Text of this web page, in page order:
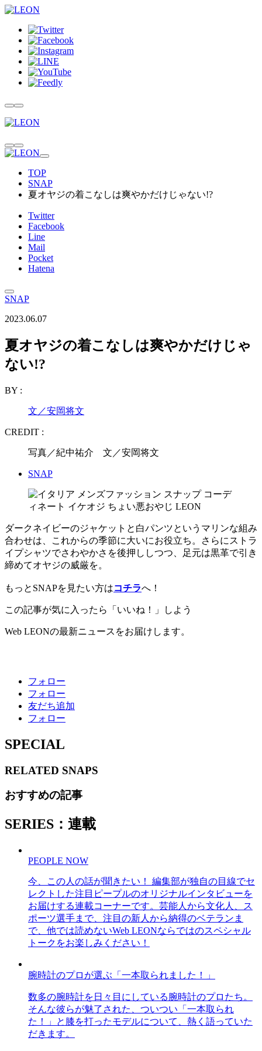
TOP
SNAP
夏オヤジの着こなしは爽やかだけじゃない!?
Twitter
Facebook
Line
Mail
Pocket
Hatena
SNAP
2023.06.07
夏オヤジの着こなしは爽やかだけじゃ
ない!?
BY :
文／安岡将文
CREDIT :
写真／紀中祐介 文／安岡将文
SNAP
ダークネイビーのジャケットと白パンツというマリンな組み
合わせは、これからの季節に大いにお役立ち。さらにストラ
イプシャツでさわやかさを後押ししつつ、足元は黒革で引き
締めてオヤジの威厳を。
もっとSNAPを見たい方はコチラへ！
この記事が気に入ったら「いいね！」しよう
Web LEONの最新ニュースをお届けします。
フォロー
フォロー
友だち追加
フォロー
SPECIAL
RELATED SNAPS
おすすめの記事
SERIES：連載
PEOPLE NOW
今、この人の話が聞きたい！ 編集部が独自の目線でセ
レクトした注目ピープルのオリジナルインタビューを
お届けする連載コーナーです。芸能人から文化人、ス
ポーツ選手まで、注目の新人から納得のベテランま
で、他では読めないWeb LEONならではのスペシャル
トークをお楽しみください！
腕時計のプロが選ぶ「一本取られました！」
数多の腕時計を日々目にしている腕時計のプロたち。
そんな彼らが魅了された、ついつい「一本取られ
た！」と膝を打ったモデルについて、熱く語っていた
だきます。